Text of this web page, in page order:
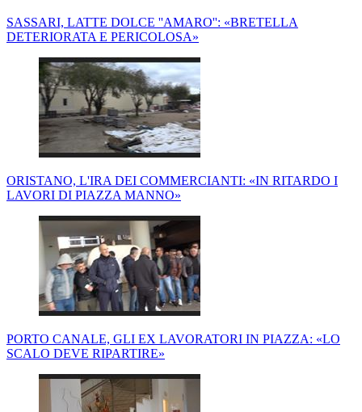
SASSARI, LATTE DOLCE ''AMARO'': «BRETELLA
DETERIORATA E PERICOLOSA»
ORISTANO, L'IRA DEI COMMERCIANTI: «IN RITARDO I
LAVORI DI PIAZZA MANNO»
PORTO CANALE, GLI EX LAVORATORI IN PIAZZA: «LO
SCALO DEVE RIPARTIRE»